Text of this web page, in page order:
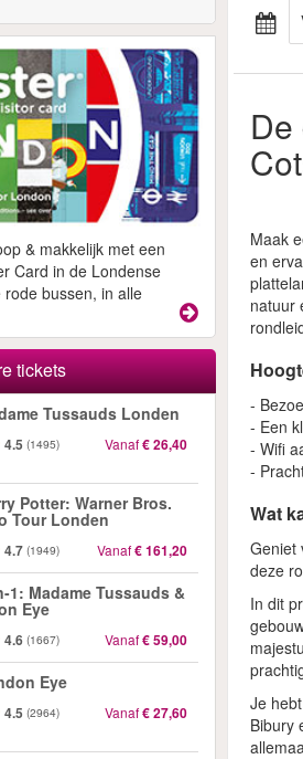
& makkelijk met een
Card in de Londense
rode bussen, in alle
tickets
Tussauds Londen
4.5 (1495) Vanaf€ 26,40
Potter: Warner Bros.
Tour Londen
4.7 (1949) Vanaf€ 161,20
1: Madame Tussauds &
Eye
4.6 (1667) Vanaf€ 59,00
Eye
4.5 (2964) Vanaf€ 27,60
Maak
en
natuur
-
- Een
- Wifi
-
Wat
Geniet
deze
In dit
Je
Bibury